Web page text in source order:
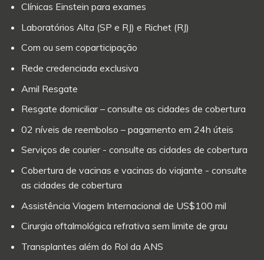
Clínicas Einstein para exames
Laboratórios Alta (SP e RJ) e Richet (RJ)
Com ou sem coparticipação
Rede credenciada exclusiva
Amil Resgate
Resgate domiciliar – consulte as cidades de cobertura
02 níveis de reembolso – pagamento em 24h úteis
Serviços de courier - consulte as cidades de cobertura
Cobertura de vacinas e vacinas do viajante - consulte
as cidades de cobertura
Assistência Viagem Internacional de US$100 mil
Cirurgia oftalmológica refrativa sem limite de grau
Transplantes além do Rol da ANS